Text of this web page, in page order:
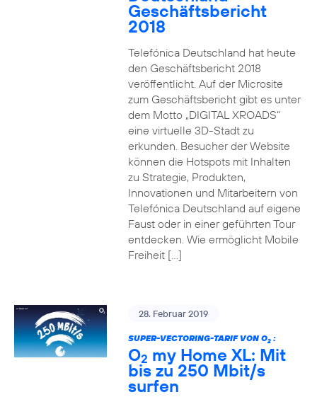
Geschäftsbericht
2018
Telefónica Deutschland hat heute
den Geschäftsbericht 2018
veröffentlicht. Auf der Microsite
zum Geschäftsbericht gibt es unter
dem Motto „DIGITAL XROADS“
eine virtuelle 3D-Stadt zu
erkunden. Besucher der Website
können die Hotspots mit Inhalten
zu Strategie, Produkten,
Innovationen und Mitarbeitern von
Telefónica Deutschland auf eigene
Faust oder in einer geführten Tour
entdecken. Wie ermöglicht Mobile
Freiheit […]
28. Februar 2019
SUPER-VECTORING-TARIF VON O2:
O2 my Home XL: Mit
bis zu 250 Mbit/s
surfen